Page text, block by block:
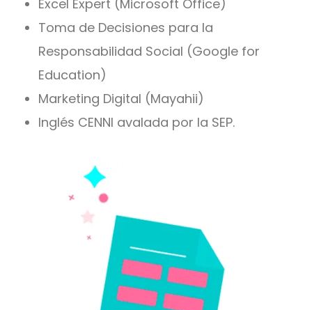
Excel Expert (Microsoft Office)
Toma de Decisiones para la
Responsabilidad Social (Google for
Education)
Marketing Digital (Mayahii)
Inglés CENNI avalada por la SEP.